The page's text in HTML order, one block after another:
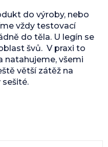
do výroby, nebo
vždy testovací
do těla. U legín se
švů. V praxi to
natahujeme, všemi
větší zátěž na
sešité.